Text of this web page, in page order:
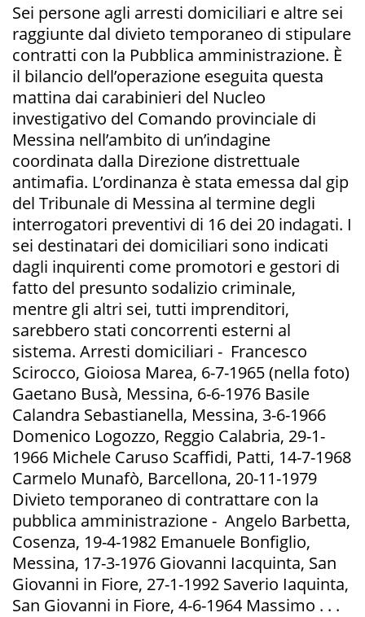
Sei persone agli arresti domiciliari e altre sei
raggiunte dal divieto temporaneo di stipulare
contratti con la Pubblica amministrazione. È
il bilancio dell’operazione eseguita questa
mattina dai carabinieri del Nucleo
investigativo del Comando provinciale di
Messina nell’ambito di un’indagine
coordinata dalla Direzione distrettuale
antimafia. L’ordinanza è stata emessa dal gip
del Tribunale di Messina al termine degli
interrogatori preventivi di 16 dei 20 indagati. I
sei destinatari dei domiciliari sono indicati
dagli inquirenti come promotori e gestori di
fatto del presunto sodalizio criminale,
mentre gli altri sei, tutti imprenditori,
sarebbero stati concorrenti esterni al
sistema. Arresti domiciliari - Francesco
Scirocco, Gioiosa Marea, 6-7-1965 (nella foto)
Gaetano Busà, Messina, 6-6-1976 Basile
Calandra Sebastianella, Messina, 3-6-1966
Domenico Logozzo, Reggio Calabria, 29-1-
1966 Michele Caruso Scaffidi, Patti, 14-7-1968
Carmelo Munafò, Barcellona, 20-11-1979
Divieto temporaneo di contrattare con la
pubblica amministrazione - Angelo Barbetta,
Cosenza, 19-4-1982 Emanuele Bonfiglio,
Messina, 17-3-1976 Giovanni Iacquinta, San
Giovanni in Fiore, 27-1-1992 Saverio Iaquinta,
San Giovanni in Fiore, 4-6-1964 Massimo . . .